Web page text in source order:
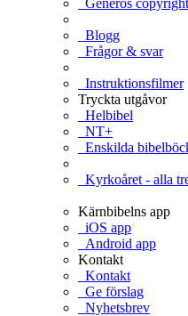
Blogg
Frågor & svar
Instruktionsfilmer
Tryckta utgåvor
Helbibel
NT+
Enskilda
Kyrkoåret - alla
Kärnbibelns app
iOS app
Android app
Kontakt
Kontakt
Ge förslag
Nyhetsbrev